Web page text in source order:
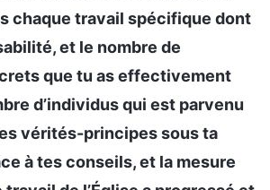
chaque travail spécifique dont
et le nombre de
que tu as effectivement
d’individus qui est parvenu
vérités-principes sous ta
à tes conseils, et la mesure